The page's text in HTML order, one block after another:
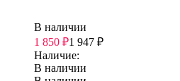
В наличии
1 850 ₽1 947 ₽
Наличие:
В наличии